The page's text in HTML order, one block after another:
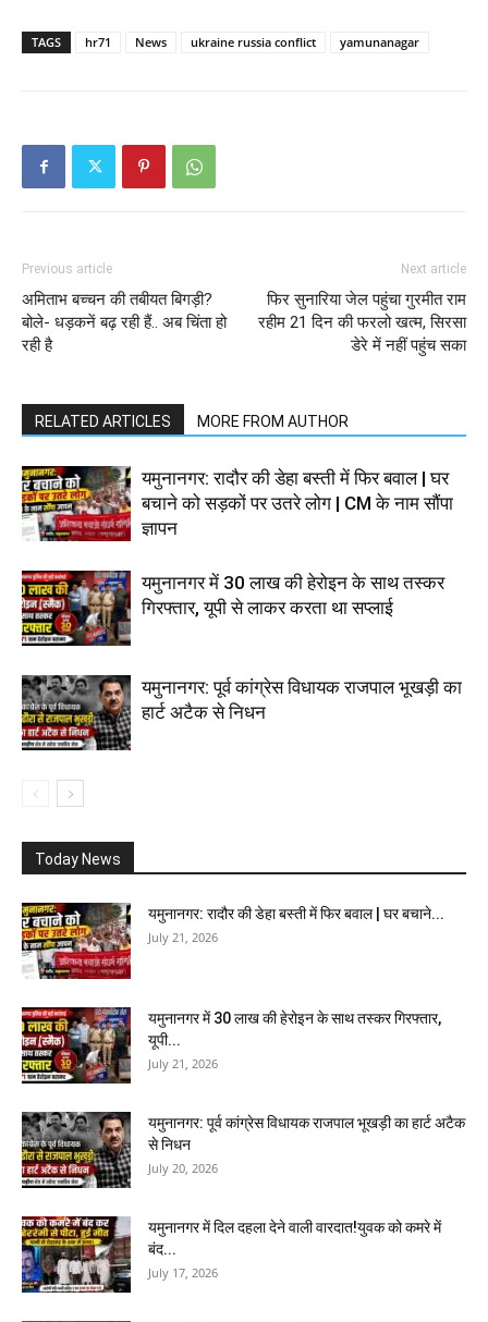
TAGS hr71 News ukraine russia conflict yamunanagar
Previous article
अमिताभ बच्चन की तबीयत बिगड़ी?
बोले- धड़कनें बढ़ रही हैं.. अब चिंता हो
रही है
Next article
फिर सुनारिया जेल पहुंचा गुरमीत राम
रहीम 21 दिन की फरलो खत्‍म, सिरसा
डेरे में नहीं पहुंच सका
RELATED ARTICLES MORE FROM AUTHOR
यमुनानगर: रादौर की डेहा बस्ती में फिर बवाल | घर
बचाने को सड़कों पर उतरे लोग | CM के नाम सौंपा
ज्ञापन
यमुनानगर में 30 लाख की हेरोइन के साथ तस्कर
गिरफ्तार, यूपी से लाकर करता था सप्लाई
यमुनानगर: पूर्व कांग्रेस विधायक राजपाल भूखड़ी का
हार्ट अटैक से निधन
Today News
यमुनानगर: रादौर की डेहा बस्ती में फिर बवाल | घर बचाने...
July 21, 2026
यमुनानगर में 30 लाख की हेरोइन के साथ तस्कर गिरफ्तार,
यूपी...
July 21, 2026
यमुनानगर: पूर्व कांग्रेस विधायक राजपाल भूखड़ी का हार्ट अटैक
से निधन
July 20, 2026
यमुनानगर में दिल दहला देने वाली वारदात!युवक को कमरे में
बंद...
July 17, 2026